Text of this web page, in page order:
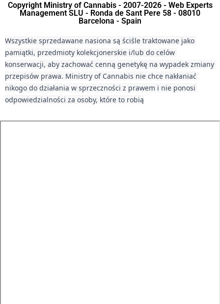
Copyright Ministry of Cannabis - 2007-2026 - Web Experts
Management SLU - Ronda de Sant Pere 58 - 08010
Barcelona - Spain
Wszystkie sprzedawane nasiona są ściśle traktowane jako
pamiątki, przedmioty kolekcjonerskie i/lub do celów
konserwacji, aby zachować cenną genetykę na wypadek zmiany
przepisów prawa. Ministry of Cannabis nie chce nakłaniać
nikogo do działania w sprzeczności z prawem i nie ponosi
odpowiedzialności za osoby, które to robią